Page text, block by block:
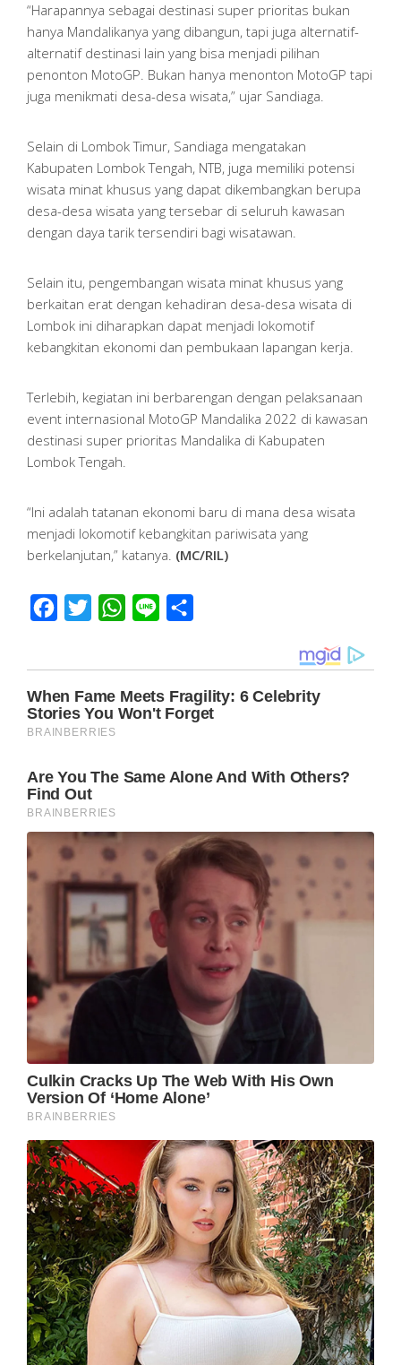
“Harapannya sebagai destinasi super prioritas bukan
hanya Mandalikanya yang dibangun, tapi juga alternatif-
alternatif destinasi lain yang bisa menjadi pilihan
penonton MotoGP. Bukan hanya menonton MotoGP tapi
juga menikmati desa-desa wisata,” ujar Sandiaga.
Selain di Lombok Timur, Sandiaga mengatakan
Kabupaten Lombok Tengah, NTB, juga memiliki potensi
wisata minat khusus yang dapat dikembangkan berupa
desa-desa wisata yang tersebar di seluruh kawasan
dengan daya tarik tersendiri bagi wisatawan.
Selain itu, pengembangan wisata minat khusus yang
berkaitan erat dengan kehadiran desa-desa wisata di
Lombok ini diharapkan dapat menjadi lokomotif
kebangkitan ekonomi dan pembukaan lapangan kerja.
Terlebih, kegiatan ini berbarengan dengan pelaksanaan
event internasional MotoGP Mandalika 2022 di kawasan
destinasi super prioritas Mandalika di Kabupaten
Lombok Tengah.
“Ini adalah tatanan ekonomi baru di mana desa wisata
menjadi lokomotif kebangkitan pariwisata yang
berkelanjutan,” katanya. (MC/RIL)
Facebook
Twitter WhatsApp
Line